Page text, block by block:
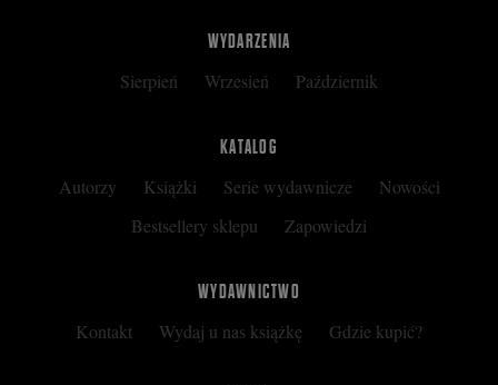
WYDARZENIA
Sierpień Wrzesień Październik
KATALOG
Autorzy Książki Serie wydawnicze
Nowości
Bestsellery sklepu
Zapowiedzi
WYDAWNICTWO
Kontakt Wydaj u nas książkę Gdzie kupić?